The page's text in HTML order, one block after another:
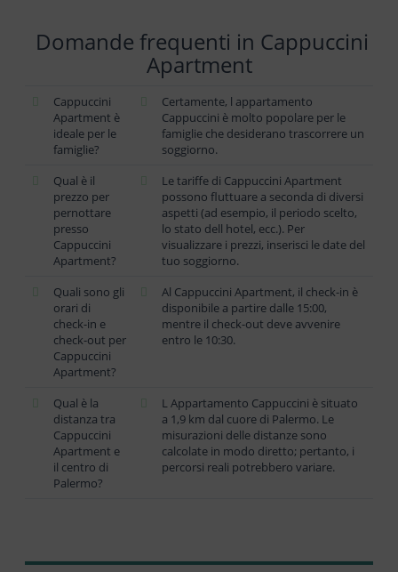
Domande frequenti in Cappuccini
Apartment
Cappuccini
Apartment è
ideale per le
famiglie?
Certamente, l appartamento
Cappuccini è molto popolare per le
famiglie che desiderano trascorrere un
soggiorno.
Qual è il
prezzo per
pernottare
presso
Cappuccini
Apartment?
Le tariffe di Cappuccini Apartment
possono fluttuare a seconda di diversi
aspetti (ad esempio, il periodo scelto,
lo stato dell hotel, ecc.). Per
visualizzare i prezzi, inserisci le date del
tuo soggiorno.
Quali sono gli
orari di
check-in e
check-out per
Cappuccini
Apartment?
Al Cappuccini Apartment, il check-in è
disponibile a partire dalle 15:00,
mentre il check-out deve avvenire
entro le 10:30.
Qual è la
distanza tra
Cappuccini
Apartment e
il centro di
Palermo?
L Appartamento Cappuccini è situato
a 1,9 km dal cuore di Palermo. Le
misurazioni delle distanze sono
calcolate in modo diretto; pertanto, i
percorsi reali potrebbero variare.